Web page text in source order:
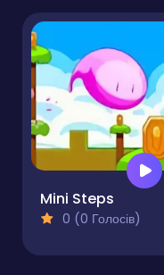
Mini Steps
0 (0 Голосів)